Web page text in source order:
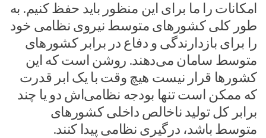
امکانات را ما برای این منظور باید حفظ کنیم. به
طور کلی کشور‌های متوسط نیروی نظامی خود
را برای بازدارندگی و دفاع در برابر کشور‌های
متوسط سامان می‌دهند. روشن است که این
کشور‌ها قرار نیست هیچ وقت با یک ابر قدرت
که ممکن است تنها بودجه نظامی‌اش دو یا چند
برابر کل تولید ناخالص داخلی کشور‌های
متوسط باشد، درگیری نظامی پیدا کنند.